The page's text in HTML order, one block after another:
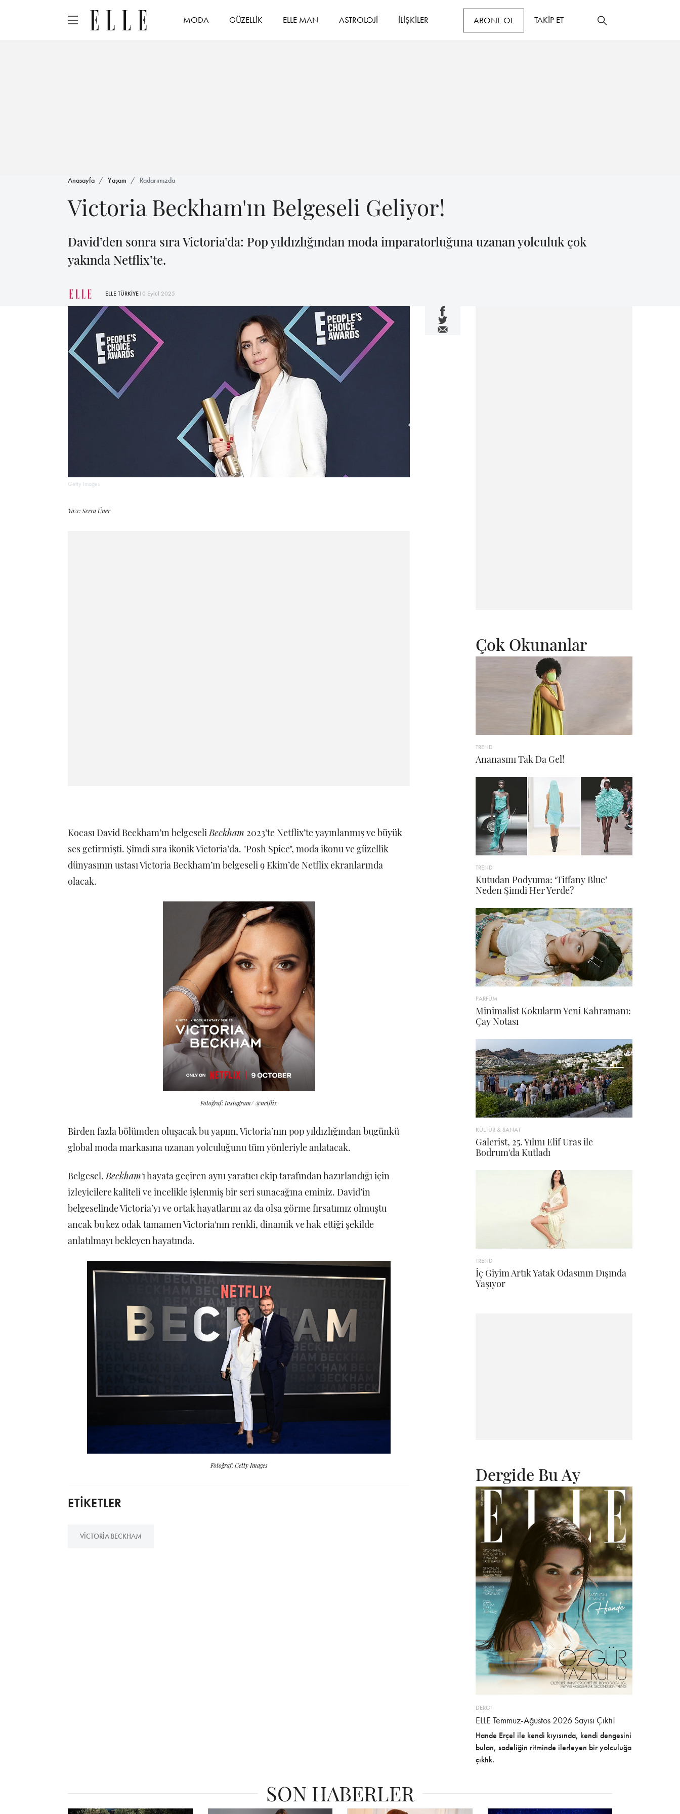
MODA GÜZELLİK ELLE MAN ASTROLOJİ İLİŞKİLER ABONE OL TAKİP ET
Anasayfa Yaşam Radarımızda
Victoria Beckham'ın Belgeseli Geliyor!
David’den sonra sıra Victoria’da: Pop yıldızlığından moda imparatorluğuna uzanan yolculuk çok
yakında Netflix’te.
ELLE TÜRKİYE10 Eylül 2025
Getty Images
Yazı: Serra Üner
Kocası David Beckham’ın belgeseliBeckham 2023’te Netflix’te yayınlanmış ve büyük
ses getirmişti. Şimdi sıra ikonik Victoria’da. "Posh Spice", moda ikonu ve güzellik
dünyasının ustası Victoria Beckham’ın belgeseli 9 Ekim’de Netflix ekranlarında
olacak.
Fotoğraf: Instagram/ @netflix
Birden fazla bölümden oluşacak bu yapım, Victoria’nın pop yıldızlığından bugünkü
global moda markasına uzanan yolculuğunu tüm yönleriyle anlatacak.
Belgesel,Beckham'ı hayata geçiren aynı yaratıcı ekip tarafından hazırlandığı için
izleyicilere kaliteli ve incelikle işlenmiş bir seri sunacağına eminiz. David’in
belgeselinde Victoria’yı ve ortak hayatlarını az da olsa görme fırsatımız olmuştu
ancak bu kez odak tamamen Victoria'nın renkli, dinamik ve hak ettiği şekilde
anlatılmayı bekleyen hayatında.
Fotoğraf: Getty Images
ETİKETLER
VICTORIA BECKHAM
Çok Okunanlar
TREND
Ananasını Tak Da Gel!
TREND
Kutudan Podyuma: ‘Tiffany Blue’
Neden Şimdi Her Yerde?
PARFÜM
Minimalist Kokuların Yeni Kahramanı:
Çay Notası
KÜLTÜR & SANAT
Galerist, 25. Yılını Elif Uras ile
Bodrum'da Kutladı
TREND
İç Giyim Artık Yatak Odasının Dışında
Yaşıyor
Dergide Bu Ay
DERGİ
ELLE Temmuz-Ağustos 2026 Sayısı Çıktı!
Hande Erçel ile kendi kıyısında, kendi dengesini
bulan, sadeliğin ritminde ilerleyen bir yolculuğa
çıktık.
SON HABERLER